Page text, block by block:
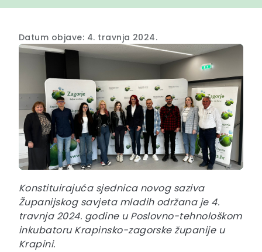
Datum objave: 4. travnja 2024.
Konstituirajuća sjednica novog saziva
Županijskog savjeta mladih održana je 4.
travnja 2024. godine u Poslovno-tehnološkom
inkubatoru Krapinsko-zagorske županije u
Krapini.